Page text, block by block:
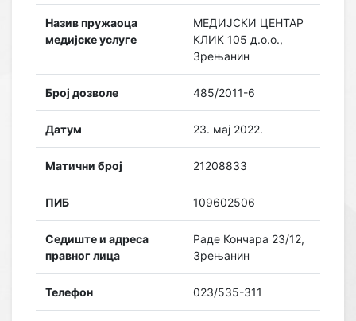
Назив пружаоца
медијске услуге
МЕДИЈСКИ ЦЕНТАР
КЛИК 105 д.о.о.,
Зрењанин
Број дозволе 485/2011-6
Датум 23. мај 2022.
Матични број 21208833
ПИБ 109602506
Седиште и адреса
правног лица
Раде Кончара 23/12,
Зрењанин
Телефон 023/535-311